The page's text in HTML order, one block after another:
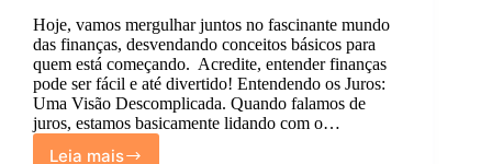
Hoje, vamos mergulhar juntos no fascinante mundo
das finanças, desvendando conceitos básicos para
quem está começando. Acredite, entender finanças
pode ser fácil e até divertido! Entendendo os Juros:
Uma Visão Descomplicada. Quando falamos de
juros, estamos basicamente lidando com o…
Leia mais